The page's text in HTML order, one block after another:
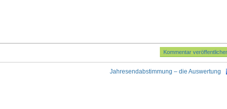
Jahresendabstimmung – die Auswertung